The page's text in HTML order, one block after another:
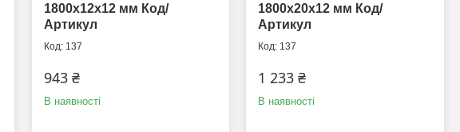
1800х12х12 мм Код/
Артикул
137
943 ₴
В наявності
1800х20х12 мм Код/
Артикул
137
1 233 ₴
В наявності